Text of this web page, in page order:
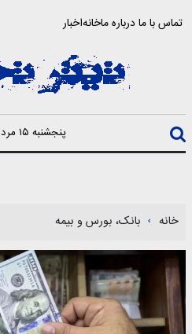
تماس با مادرباره ماخانهاخبار
پنجشنبه ۱۵ مرداد ۱۴۰۵
خانه بانک، بورس و بیمه